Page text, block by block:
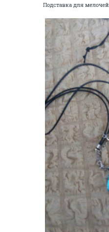
Подставка для